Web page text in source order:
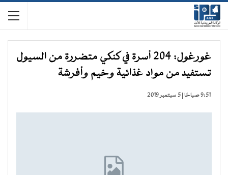
غورغول: 204 أسرة في كنكي متضررة من السيول
تستفيد من مواد غذائية وخيم وأفرشة
9:51 صباحًا | 5 سبتمبر 2019